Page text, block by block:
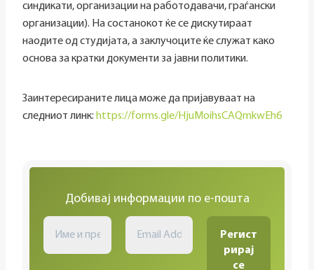
синдикати, организации на работодавачи, граѓански
организации). На состанокот ќе се дискутираат
наодите од студијата, а заклучоците ќе служат како
основа за кратки документи за јавни политики.
Заинтересираните лица може да пријавуваат на
следниот линк: https://forms.gle/HjuMoihsCAQmkwEh6
Добивај информации по е-пошта